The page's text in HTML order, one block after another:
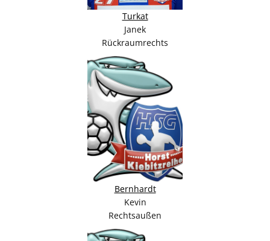
Turkat
Janek
Rückraumrechts
Bernhardt
Kevin
Rechtsaußen